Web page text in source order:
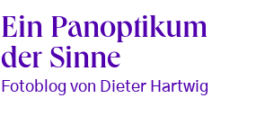
Ein Panoptikum
der Sinne
Fotoblog von Dieter Hartwig